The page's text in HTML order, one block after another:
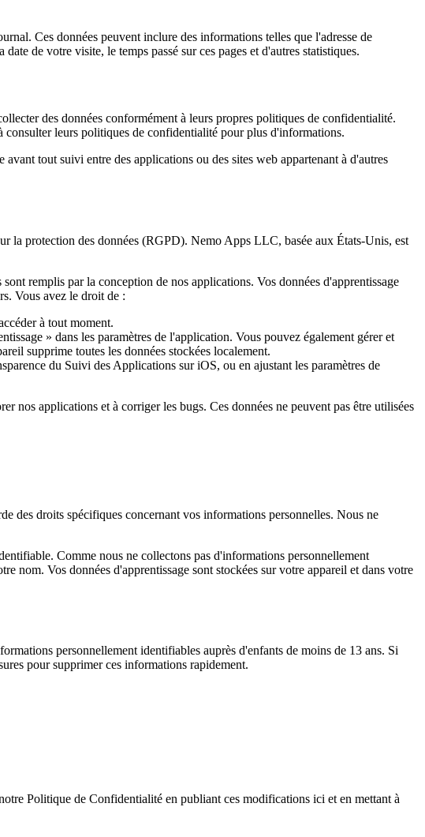
Ces données peuvent inclure des informations telles que l'adresse de
de votre visite, le temps passé sur ces pages et d'autres statistiques.
des données conformément à leurs propres politiques de confidentialité.
consulter leurs politiques de confidentialité pour plus d'informations.
tout suivi entre des applications ou des sites web appartenant à d'autres
la protection des données (RGPD). Nemo Apps LLC, basée aux États-Unis, est
remplis par la conception de nos applications. Vos données d'apprentissage
Vous avez le droit de :
à tout moment.
» dans les paramètres de l'application. Vous pouvez également gérer et
supprime toutes les données stockées localement.
du Suivi des Applications sur iOS, ou en ajustant les paramètres de
nos applications et à corriger les bugs. Ces données ne peuvent pas être utilisées
des droits spécifiques concernant vos informations personnelles. Nous ne
Comme nous ne collectons pas d'informations personnellement
nom. Vos données d'apprentissage sont stockées sur votre appareil et dans votre
personnellement identifiables auprès d'enfants de moins de 13 ans. Si
pour supprimer ces informations rapidement.
Politique de Confidentialité en publiant ces modifications ici et en mettant à